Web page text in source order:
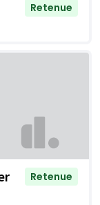
Retenue
Retenue